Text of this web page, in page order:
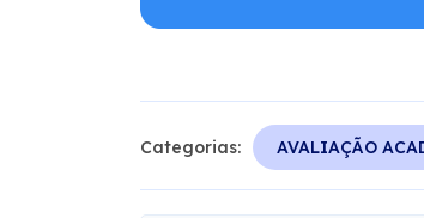
Categorias: AVALIAÇÃO